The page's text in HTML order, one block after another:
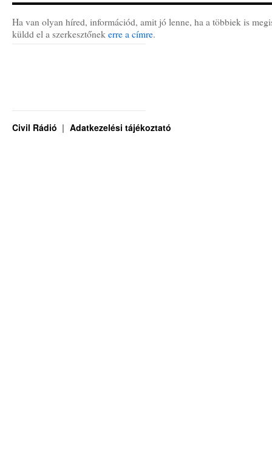
Ha van olyan híred, információd, amit jó lenne, ha a többiek is
küldd el a szerkesztőnek erre a címre.
Civil Rádió Adatkezelési tájékoztató